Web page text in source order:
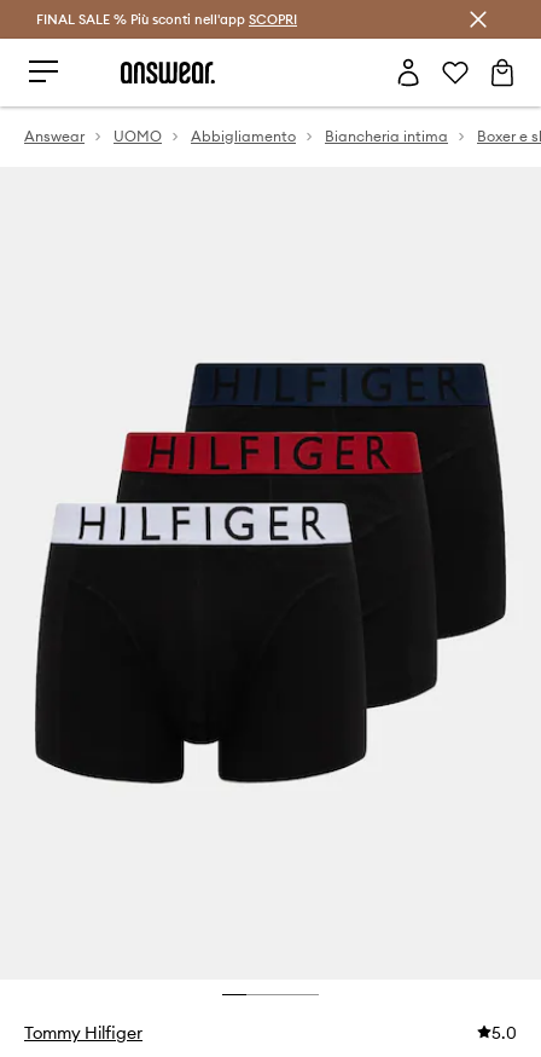
Risparmia con Answear Club >
FINAL SALE % Più sconti nell'app SCOPRI
Answear UOMO Abbigliamento Biancheria intima Boxer e
Tommy Hilfiger 5.0